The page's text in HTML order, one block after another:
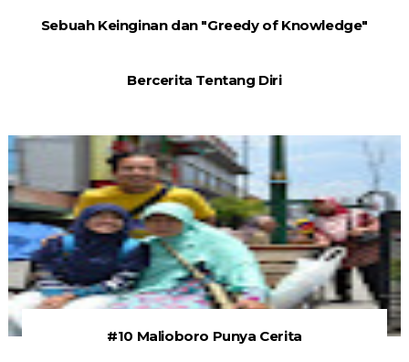
Sebuah Keinginan dan "Greedy of Knowledge"
Bercerita Tentang Diri
#10 Malioboro Punya Cerita